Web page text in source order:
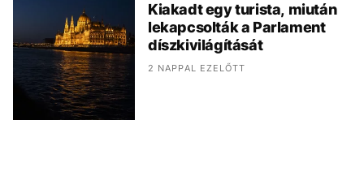
Kiakadt egy turista, miután
lekapcsolták a Parlament
díszkivilágítását
2 NAPPAL EZELŐTT